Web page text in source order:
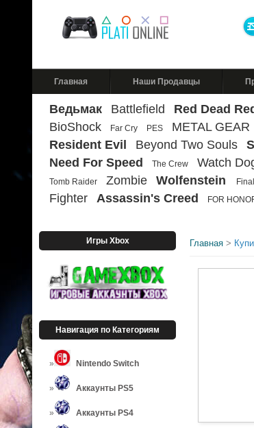
Главная Наши Продавцы
Ведьмак Battlefield Red Dead
BioShock Far Cry PES METAL GEAR
Resident Evil
Beyond Two Souls
Need For Speed
The Crew Watch
Tomb Raider
Zombie Wolfenstein
Fighter
Assassin's Creed FOR
Игры Xbox
Навигация по Категориям
Nintendo Switch
Аккаунты PS5
Аккаунты PS4
Главная >